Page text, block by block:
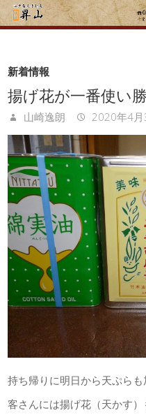
新着情報
揚げ花が一番使い
山崎逸朗 2020年4月
持ち帰りに明日から天ぷら
客さんには揚げ花（天かす